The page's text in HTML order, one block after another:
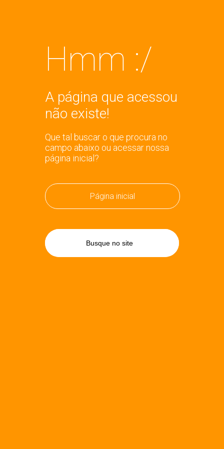
Hmm :/
A página que acessou
não existe!
Que tal buscar o que procura no
campo abaixo ou acessar nossa
página inicial?
Página inicial